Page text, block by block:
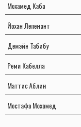
Мохамед Каба
Йохан Лепенант
Демэйн Табибу
Реми Кабелла
Маттис Аблин
Мостафа Мохамед